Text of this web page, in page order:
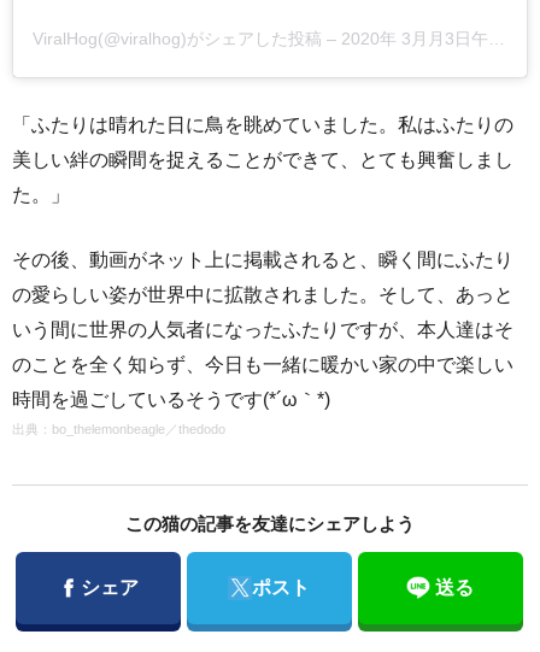
ViralHog(@viralhog)がシェアした投稿 – 2020年 3月月3日午後3時58分PST
「ふたりは晴れた日に鳥を眺めていました。私はふたりの
美しい絆の瞬間を捉えることができて、とても興奮しまし
た。」
その後、動画がネット上に掲載されると、瞬く間にふたり
の愛らしい姿が世界中に拡散されました。そして、あっと
いう間に世界の人気者になったふたりですが、本人達はそ
のことを全く知らず、今日も一緒に暖かい家の中で楽しい
時間を過ごしているそうです(*´ω｀*)
出典： bo_thelemonbeagle ／thedodo
この猫の記事を友達にシェアしよう
Facebook
シェア Twitter
ポスト 送る